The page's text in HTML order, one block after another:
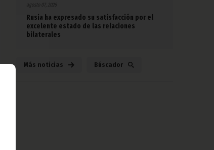
agosto 07, 2026
Rusia ha expresado su satisfacción por el
excelente estado de las relaciones
bilaterales
Más noticias Búscador